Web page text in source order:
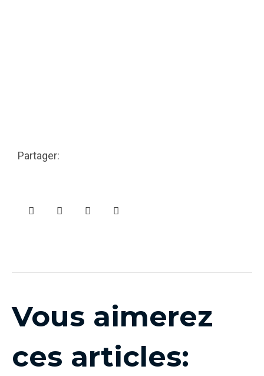
Partager:
Vous aimerez
ces articles: